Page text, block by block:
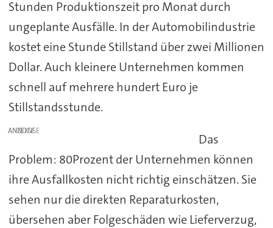
Stunden Produktionszeit pro Monat durch
ungeplante Ausfälle. In der Automobilindustrie
kostet eine Stunde Stillstand über zwei Millionen
Dollar. Auch kleinere Unternehmen kommen
schnell auf mehrere hundert Euro je
Stillstandsstunde.
ANZEIGE
Das
Problem: 80Prozent der Unternehmen können
ihre Ausfallkosten nicht richtig einschätzen. Sie
sehen nur die direkten Reparaturkosten,
übersehen aber Folgeschäden wie Lieferverzug,